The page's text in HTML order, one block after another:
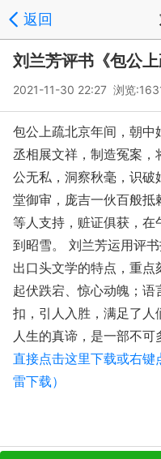
返回
刘兰芳评书《包公
2021-11-30 22:27 浏览:
包公上疏北京年间，朝
丞相展文祥，制造冤案
公无私，洞察秋毫，识
堂御审，庞吉一伙百般
等人支持，赃证俱获，
到昭雪。 刘兰芳运用评
出口头文学的特点，重
起伏跌宕、惊心动魄；
扣，引人入胜，满足了人
人生的真谛，是一部不可
直接点击这里下载或右键
雷下载）